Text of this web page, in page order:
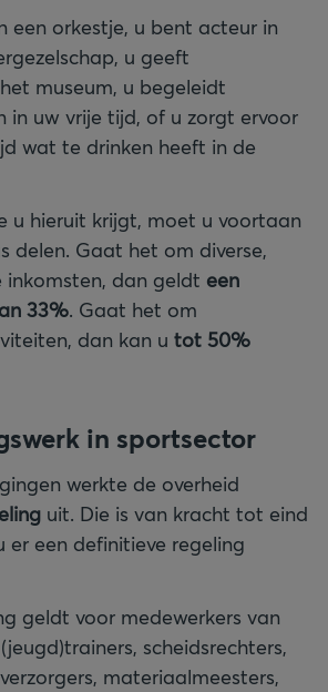
een orkestje, u bent acteur in
u geeft
museum, u begeleidt
in uw vrije tijd, of u zorgt ervoor
wat te drinken heeft in de
u hieruit krijgt, moet u voortaan
delen. Gaat het om diverse,
dan geldt een
33%. Gaat het om
dan kan u tot 50%
in sportsector
werkte de overheid
uit. Die is van kracht tot eind
er een definitieve regeling
geldt voor medewerkers van
scheidsrechters,
materiaalmeesters,